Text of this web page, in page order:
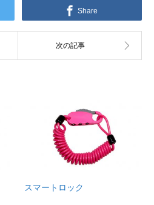
Share
スマートロック